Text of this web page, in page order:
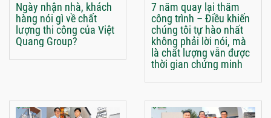
Ngày nhận nhà, khách
hàng nói gì về chất
lượng thi công của Việt
Quang Group?
7 năm quay lại thăm
công trình – Điều khiến
chúng tôi tự hào nhất
không phải lời nói, mà
là chất lượng vẫn được
thời gian chứng minh